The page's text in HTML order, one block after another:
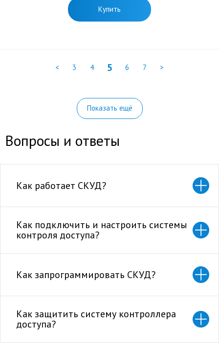
Купить
< 3 4 5 6 7 >
Показать ещё
Вопросы и ответы
Как работает СКУД?
Как подключить и настроить системы
контроля доступа?
Как запрограммировать СКУД?
Как защитить систему контроллера
доступа?